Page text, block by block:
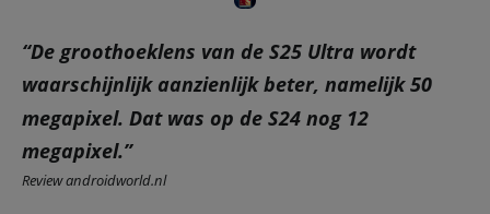
“De groothoeklens van de S25 Ultra wordt
waarschijnlijk aanzienlijk beter, namelijk 50
megapixel. Dat was op de S24 nog 12
megapixel.”
Review androidworld.nl